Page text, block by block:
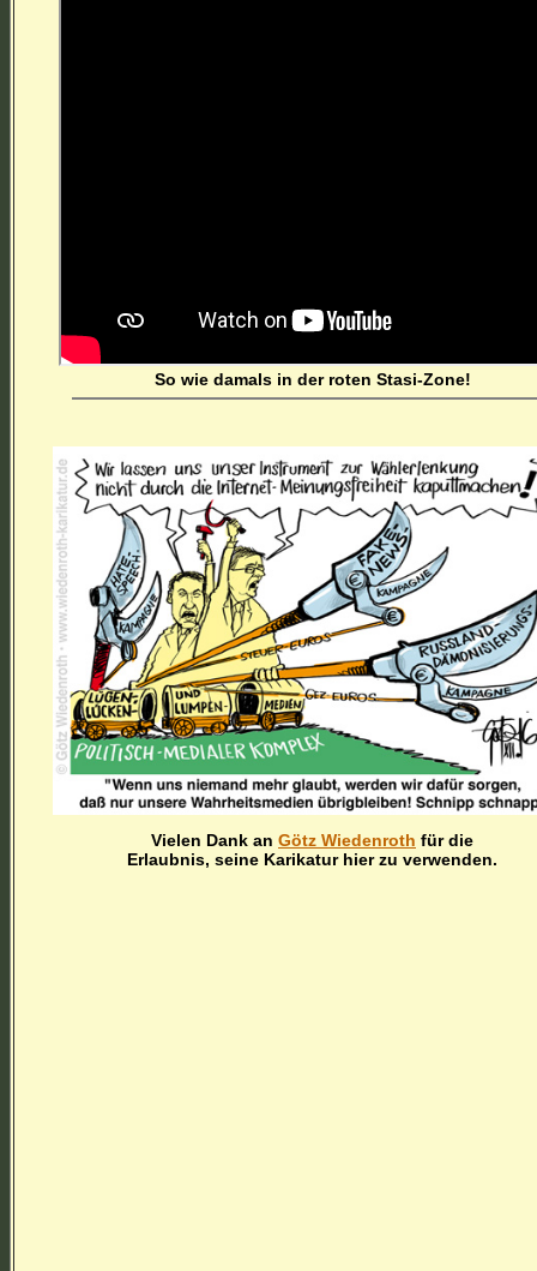
So wie damals in der roten Stasi-Zone!
Vielen Dank an Götz Wiedenroth für die
Erlaubnis, seine Karikatur hier zu verwenden.